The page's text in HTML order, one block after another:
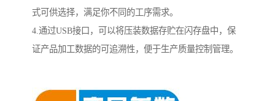
式可供选择，满足你不同的工序需求。
4.通过USB接口，可以将压装数据存贮在闪存盘中，保
证产品加工数据的可追溯性，便于生产质量控制管理。